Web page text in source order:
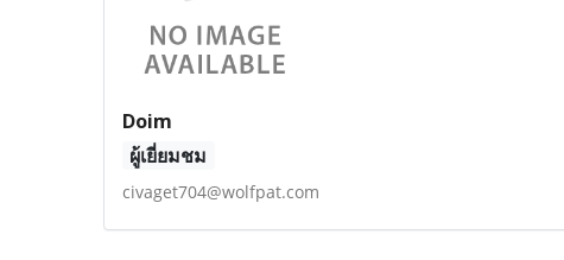
Doim
ผู้เยี่ยมชม
civaget704@wolfpat.com